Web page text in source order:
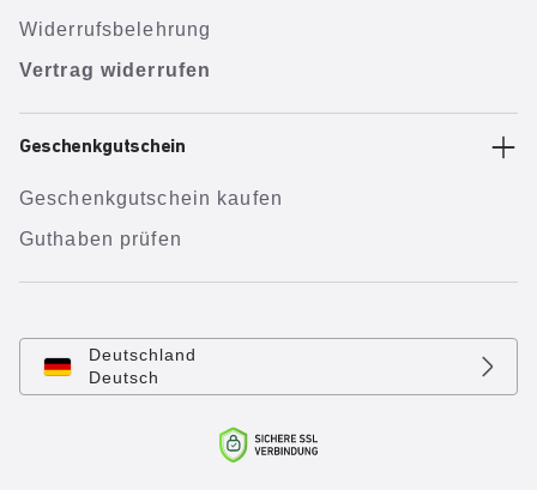
Widerrufsbelehrung
Vertrag widerrufen
Geschenkgutschein
Geschenkgutschein kaufen
Guthaben prüfen
Deutschland
Deutsch